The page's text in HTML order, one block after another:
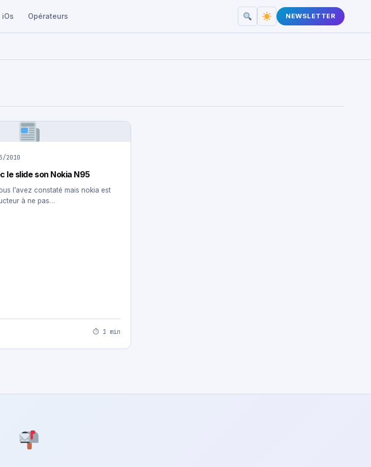
iOs Opérateurs NEWSLETTER
2010
le slide son Nokia N95
l’avez constaté mais nokia est
à ne pas…
⏱ 1 min